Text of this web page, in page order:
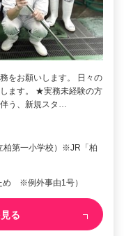
をお願いします。 日々の
ます。 ★実務未経験の方
う、新規スタ…
柏第一小学校）※JR「柏
め ※例外事由1号）
る